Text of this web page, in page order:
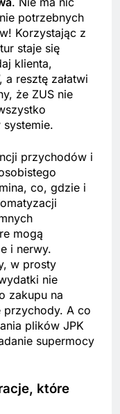
potrzebnych
Korzystając z
staje się
klienta,
resztę załatwi
że ZUS nie
przychodów i
co, gdzie i
mogą
i nerwy.
w prosty
nie
zakupu na
przychody. A co
plików JPK
supermocy
które